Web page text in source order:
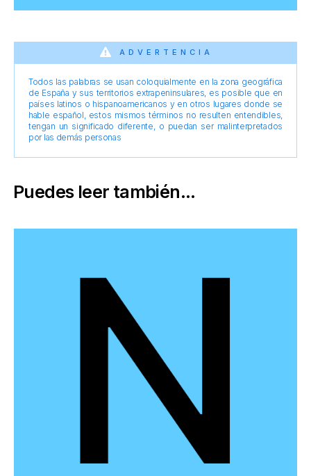
ADVERTENCIA
Todos las palabras se usan coloquialmente en la zona geográfica
de España y sus territorios extrapeninsulares, es posible que en
países latinos o hispanoamericanos y en otros lugares donde se
hable español, estos mismos términos no resulten entendibles,
tengan un significado diferente, o puedan ser malinterpretados
por las demás personas
Puedes leer también...